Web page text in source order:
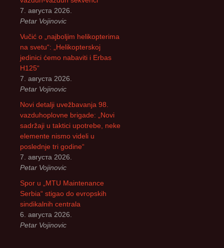
7. августа 2026.
Petar Vojinovic
Vučić o „najboljim helikopterima
na svetu“: „Helikopterskoj
jedinici ćemo nabaviti i Erbas
H125“
7. августа 2026.
Petar Vojinovic
Novi detalji uvežbavanja 98.
vazduhoplovne brigade: „Novi
sadržaji u taktici upotrebe, neke
elemente nismo videli u
poslednje tri godine“
7. августа 2026.
Petar Vojinovic
Spor u „MTU Maintenance
Serbia“ stigao do evropskih
sindikalnih centrala
6. августа 2026.
Petar Vojinovic